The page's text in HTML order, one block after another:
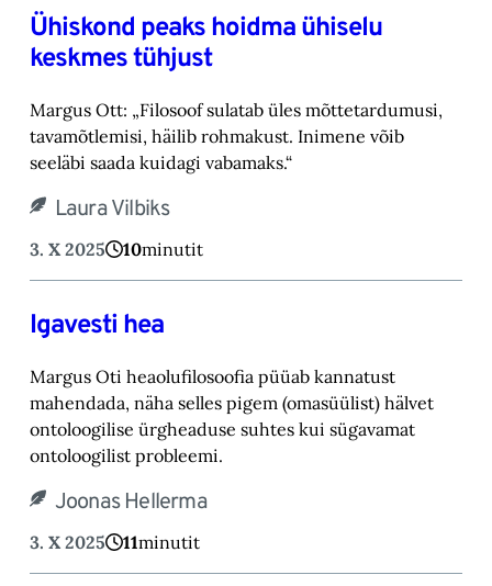
Ühiskond peaks hoidma ühiselu
keskmes tühjust
Margus Ott: „Filosoof sulatab üles mõttetardumusi,
tavamõtlemisi, häilib rohmakust. Inimene võib
seeläbi saada kuidagi vabamaks.“
Laura Vilbiks
3. X 2025 10minutit
Igavesti hea
Margus Oti heaolufilosoofia püüab kannatust
mahendada, näha selles pigem (omasüülist) hälvet
ontoloogilise ürgheaduse suhtes kui sügavamat
ontoloogilist probleemi.
Joonas Hellerma
3. X 2025 11minutit